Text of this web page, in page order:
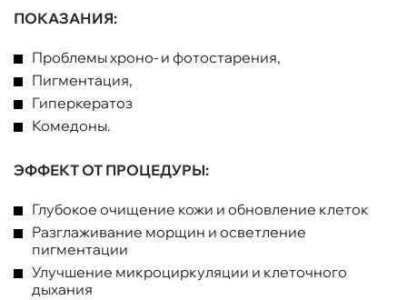
ПОКАЗАНИЯ:
Проблемы хроно- и фотостарения,
Пигментация,
Гиперкератоз
Комедоны.
ЭФФЕКТ ОТ ПРОЦЕДУРЫ:
Глубокое очищение кожи и обновление клеток
Разглаживание морщин и осветление
пигментации
Улучшение микроциркуляции и клеточного
дыхания